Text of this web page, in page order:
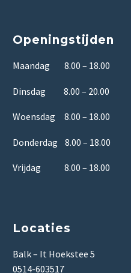
Openingstijden
Maandag 8.00 – 18.00
Dinsdag 8.00 – 20.00
Woensdag 8.00 – 18.00
Donderdag 8.00 – 18.00
Vrijdag 8.00 – 18.00
Locaties
Balk – It Hoekstee 5
0514-603517